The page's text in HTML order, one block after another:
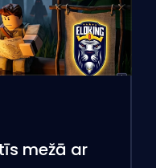
mežā ar